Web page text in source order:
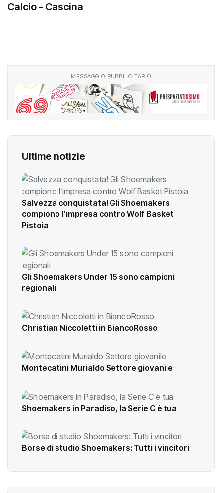
Calcio - Cascina
MESSAGGIO PUBBLICITARIO
Ultime notizie
Salvezza conquistata! Gli Shoemakers
compiono l’impresa contro Wolf Basket
Pistoia
Gli Shoemakers Under 15 sono campioni
regionali
Christian Niccoletti in BiancoRosso
Montecatini Murialdo Settore giovanile
Shoemakers in Paradiso, la Serie C è tua
Borse di studio Shoemakers: Tutti i vincitori